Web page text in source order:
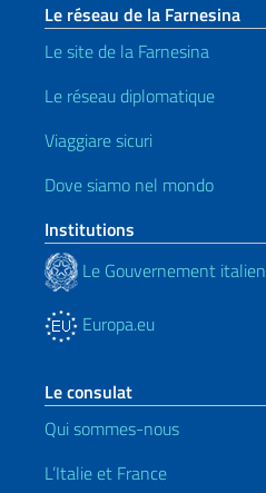
Le réseau de la Farnesina
Le site de la Farnesina
Le réseau diplomatique
Viaggiare sicuri
Dove siamo nel mondo
Institutions
Le Gouvernement italien
Europa.eu
Le consulat
Qui sommes-nous
L’Italie et France